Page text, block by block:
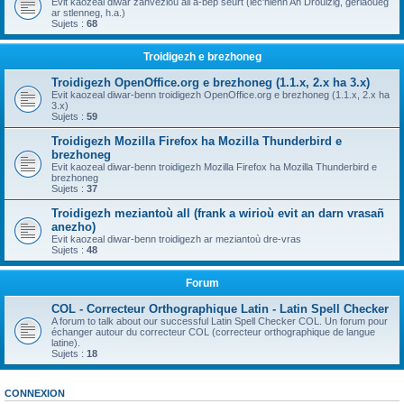
ar stlenneg, h.a.)
Sujets : 68
Troidigezh e brezhoneg
Troidigezh OpenOffice.org e brezhoneg (1.1.x, 2.x ha 3.x)
Evit kaozeal diwar-benn troidigezh OpenOffice.org e brezhoneg (1.1.x, 2.x ha
3.x)
Sujets : 59
Troidigezh Mozilla Firefox ha Mozilla Thunderbird e
brezhoneg
Evit kaozeal diwar-benn troidigezh Mozilla Firefox ha Mozilla Thunderbird e
brezhoneg
Sujets : 37
Troidigezh meziantoù all (frank a wirioù evit an darn vrasañ
anezho)
Evit kaozeal diwar-benn troidigezh ar meziantoù dre-vras
Sujets : 48
Forum
COL - Correcteur Orthographique Latin - Latin Spell Checker
A forum to talk about our successful Latin Spell Checker COL. Un forum pour
échanger autour du correcteur COL (correcteur orthographique de langue
latine).
Sujets : 18
CONNEXION